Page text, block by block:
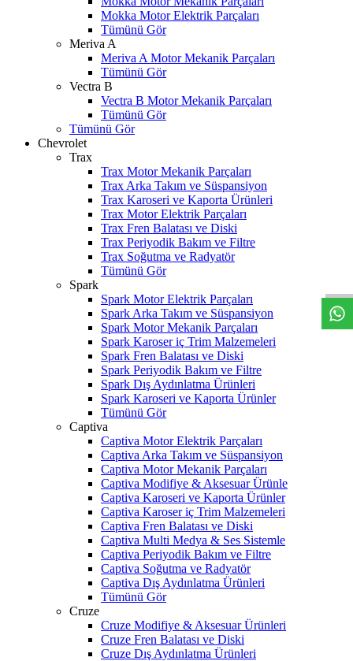
Mokka Motor Elektrik Parçaları
Tümünü Gör
Meriva A
Meriva A Motor Mekanik Parçaları
Tümünü Gör
Vectra B
Vectra B Motor Mekanik Parçaları
Tümünü Gör
Tümünü Gör
Chevrolet
Trax
Trax Motor Mekanik Parçaları
Trax Arka Takım ve Süspansiyon
Trax Karoseri ve Kaporta Ürünleri
Trax Motor Elektrik Parçaları
Trax Fren Balatası ve Diski
Trax Periyodik Bakım ve Filtre
Trax Soğutma ve Radyatör
Tümünü Gör
Spark
Spark Motor Elektrik Parçaları
Spark Arka Takım ve Süspansiyon
Spark Motor Mekanik Parçaları
Spark Karoser iç Trim Malzemeleri
Spark Fren Balatası ve Diski
Spark Periyodik Bakım ve Filtre
Spark Dış Aydınlatma Ürünleri
Spark Karoseri ve Kaporta Ürünler
Tümünü Gör
Captiva
Captiva Motor Elektrik Parçaları
Captiva Arka Takım ve Süspansiyon
Captiva Motor Mekanik Parçaları
Captiva Modifiye & Aksesuar Ürünle
Captiva Karoseri ve Kaporta Ürünler
Captiva Karoser iç Trim Malzemeleri
Captiva Fren Balatası ve Diski
Captiva Multi Medya & Ses Sistemle
Captiva Periyodik Bakım ve Filtre
Captiva Soğutma ve Radyatör
Captiva Dış Aydınlatma Ürünleri
Tümünü Gör
Cruze
Cruze Modifiye & Aksesuar Ürünleri
Cruze Fren Balatası ve Diski
Cruze Dış Aydınlatma Ürünleri